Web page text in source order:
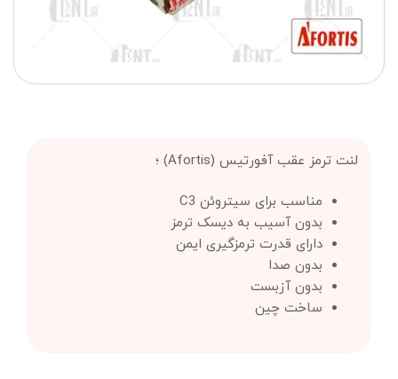
لنت ترمز عقب آفورتیس (Afortis) ؛
مناسب برای سیتروئن C3
بدون آسیب به دیسک ترمز
دارای قدرت ترمزگیری ایمن
بدون صدا
بدون آزبست
ساخت چین